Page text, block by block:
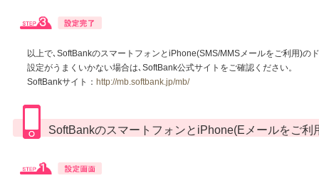
以上で､SoftBankのスマートフォンとiPhone(SMS/MMSメールをご利用)の
設定がうまくいかない場合は､SoftBank公式サイトをご確認ください。
SoftBankサイト： http://mb.softbank.jp/mb/
SoftBankのスマートフォンとiPhone(Eメールをご利